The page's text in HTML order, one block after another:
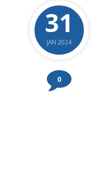
31
JAN 2024
0